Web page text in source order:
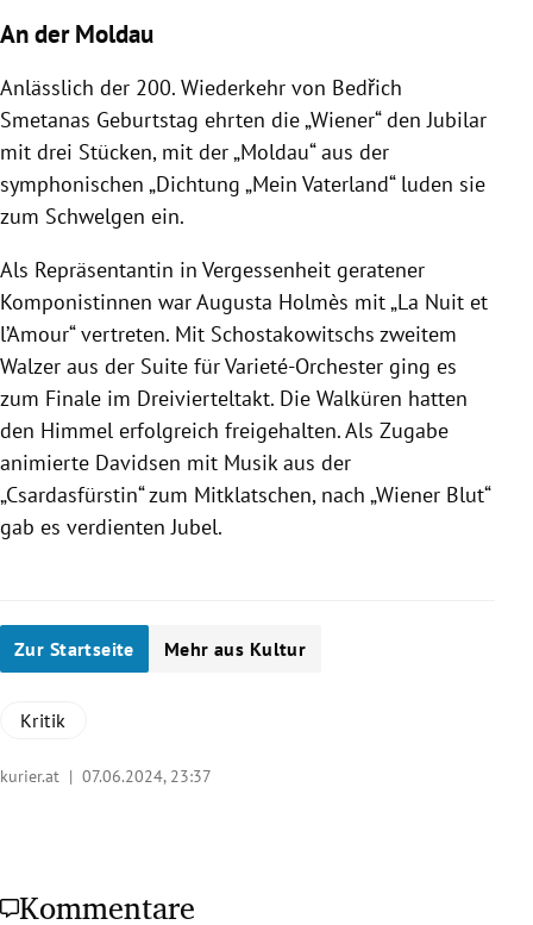
An der Moldau
Anlässlich der 200. Wiederkehr von Bedřich
Smetanas Geburtstag ehrten die „Wiener“ den Jubilar
mit drei Stücken, mit der „Moldau“ aus der
symphonischen „Dichtung „Mein Vaterland“ luden sie
zum Schwelgen ein.
Als Repräsentantin in Vergessenheit geratener
Komponistinnen war Augusta Holmès mit „La Nuit et
l’Amour“ vertreten. Mit Schostakowitschs zweitem
Walzer aus der Suite für Varieté-Orchester ging es
zum Finale im Dreivierteltakt. Die Walküren hatten
den Himmel erfolgreich freigehalten. Als Zugabe
animierte Davidsen mit Musik aus der
„Csardasfürstin“ zum Mitklatschen, nach „Wiener Blut“
gab es verdienten Jubel.
Zur Startseite Mehr aus Kultur
Kritik
kurier.at | 07.06.2024, 23:37
Kommentare